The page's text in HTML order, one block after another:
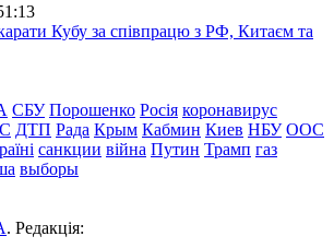
Кубу за співпрацю з РФ, Китаєм та
СБУ Порошенко Росія коронавирус
ДТП Рада Крым Кабмин Киев НБУ ООС
санкции війна Путин Трамп газ
выборы
. Редакція: